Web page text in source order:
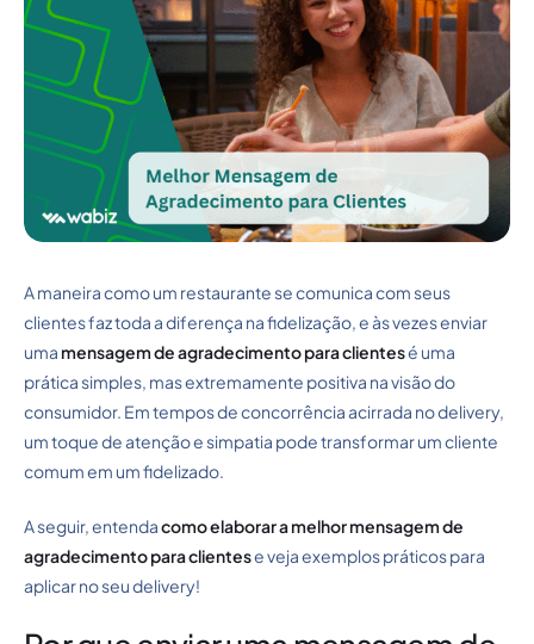
A maneira como um restaurante se comunica com seus
clientes faz toda a diferença na fidelização, e às vezes enviar
uma mensagem de agradecimento para clientesé uma
prática simples, mas extremamente positiva na visão do
consumidor. Em tempos de concorrência acirrada no delivery,
um toque de atenção e simpatia pode transformar um cliente
comum em um fidelizado.
A seguir, entendacomo elaborar a melhor mensagem de
agradecimento para clientese veja exemplos práticos para
aplicar no seu delivery!